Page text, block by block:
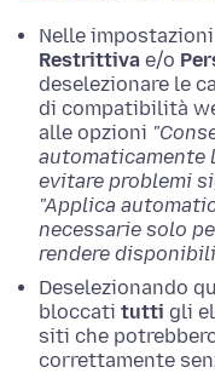
Nelle
Restrittiva e/o
deselezionare le
di compatibilità
alle opzioni
automaticamente
evitare problemi
"Applica
necessarie solo
rendere
Deselezionando
bloccati tutti gli
siti che
correttamente